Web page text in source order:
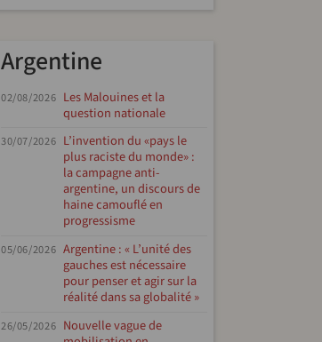
Argentine
02/08/2026 Les Malouines et la
question nationale
30/07/2026 L’invention du «pays le
plus raciste du monde» :
la campagne anti-
argentine, un discours de
haine camouflé en
progressisme
05/06/2026 Argentine : « L’unité des
gauches est nécessaire
pour penser et agir sur la
réalité dans sa globalité »
26/05/2026 Nouvelle vague de